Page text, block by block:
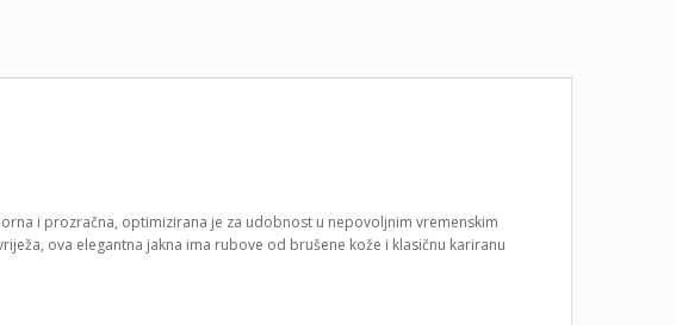
i prozračna, optimizirana je za udobnost u nepovoljnim vremenskim
ova elegantna jakna ima rubove od brušene kože i klasičnu kariranu